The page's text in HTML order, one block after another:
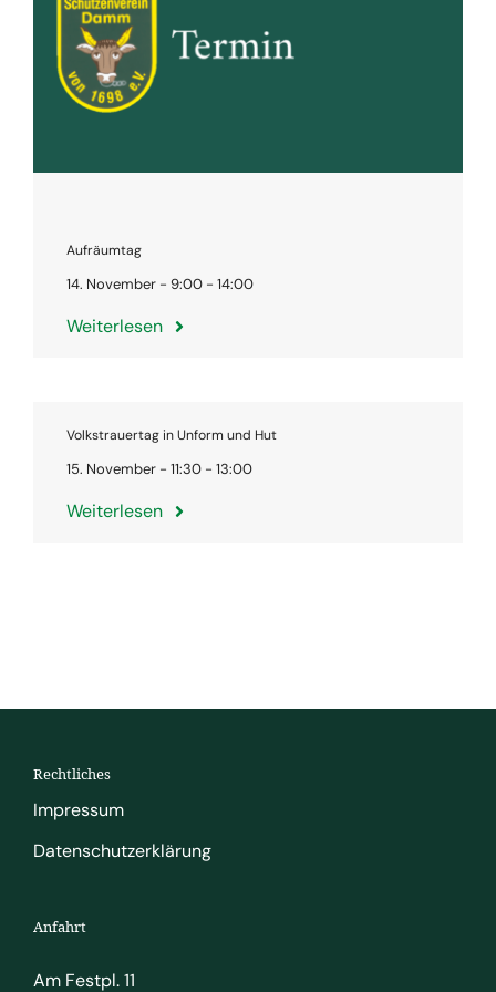
Aufräumtag
14. November - 9:00 - 14:00
Weiterlesen
Volkstrauertag in Unform und Hut
15. November - 11:30 - 13:00
Weiterlesen
Rechtliches
Impressum
Datenschutzerklärung
Anfahrt
Am Festpl. 11